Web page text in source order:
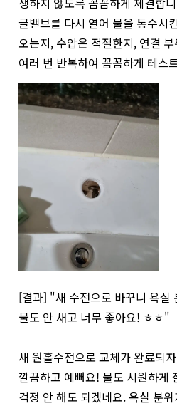
글밸브를 다시 열어 물을 통수시
오는지, 수압은 적절한지, 연결
여러 번 반복하여 꼼꼼하게 테스
[결과] "새 수전으로 바꾸니 욕실
물도 안 새고 너무 좋아요! ㅎㅎ"
새 원홀수전으로 교체가 완료되
깔끔하고 예뻐요! 물도 시원하게
걱정 안 해도 되겠네요. 욕실 분